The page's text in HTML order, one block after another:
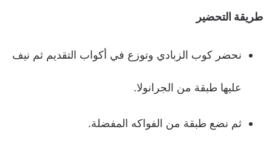
طريقة التحضير
نحضر كوب الزبادي وتوزع في أكواب التقديم ثم نيف
عليها طبقة من الجرانولا.
ثم نضع طبقة من الفواكه المفضلة.